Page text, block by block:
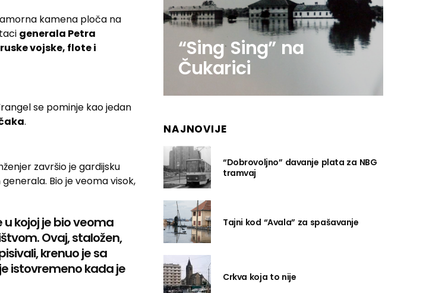
kamena ploča na
generala Petra
vojske, flote i
se pominje kao jedan
.
završio je gardijsku
Bio je veoma visok,
kojoj je bio veoma
Ovaj, staložen,
krenuo je sa
istovremeno kada je
“Sing Sing” na
Čukarici
NAJNOVIJE
“Dobrovoljno” davanje plata za NBG
tramvaj
Tajni kod “Avala” za spašavanje
Crkva koja to nije